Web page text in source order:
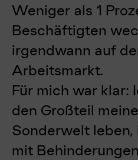
Weniger als 1
Beschäftigten
irgendwann auf
Arbeitsmarkt.
Für mich war klar:
den Großteil
Sonderwelt
mit